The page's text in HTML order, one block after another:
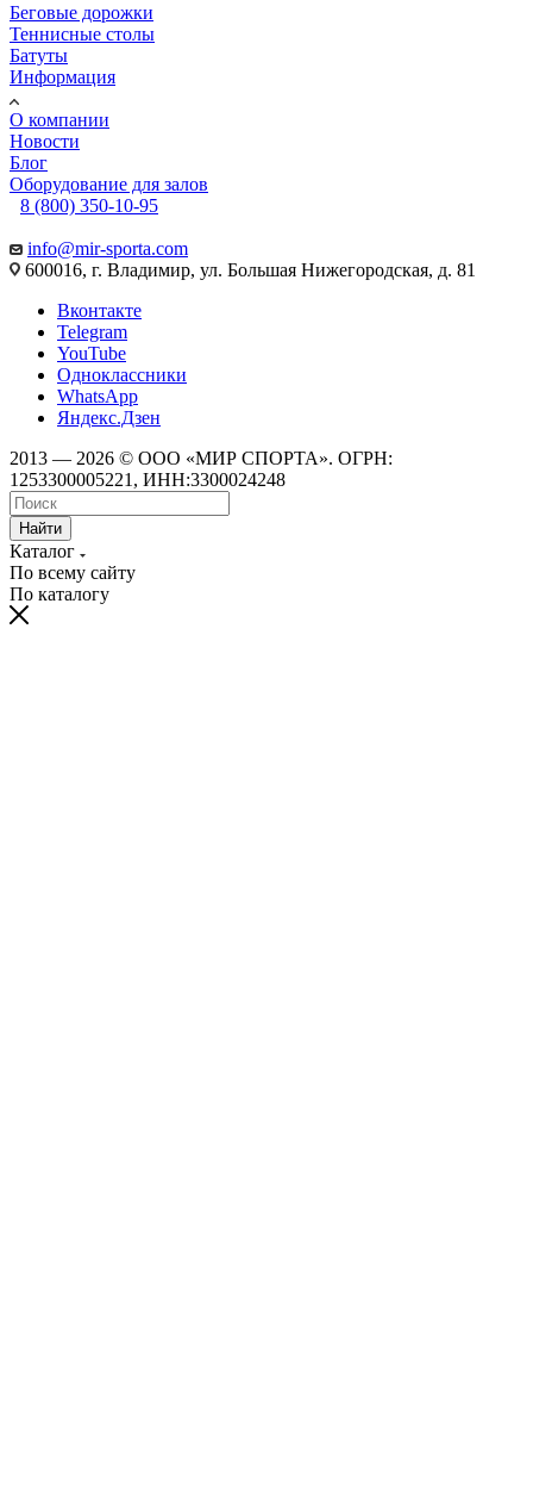
Беговые дорожки
Теннисные столы
Батуты
Информация
О компании
Новости
Блог
Оборудование для залов
8 (800) 350-10-95
info@mir-sporta.com
600016, г. Владимир, ул. Большая Нижегородская, д. 81
Вконтакте
Telegram
YouTube
Одноклассники
WhatsApp
Яндекс.Дзен
2013 — 2026 © ООО «МИР СПОРТА». ОГРН:
1253300005221, ИНН:3300024248
Найти
Каталог
По всему сайту
По каталогу